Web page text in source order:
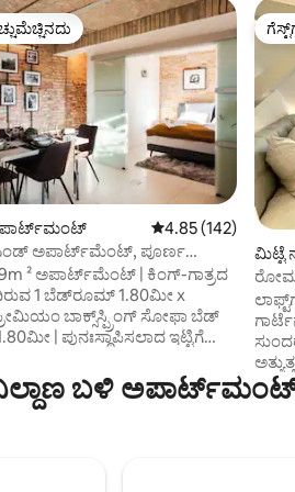
905 ವಿಮರ್ಶೆಗಳು 5 ರಲ್ಲಿ 4.85 ಸರಾಸರಿ
4.85 (142)
ಎಂಡ್ ಅಪಾರ್ಟ್‌ಮೆಂಟ್, ಪೂರ್ಣ
ನಿಮಿಷದ ಮುಖ್ಯ ನಿಲ್ದಾಣ
ಅಪಾರ್ಟ್‌ಮೆಂಟ್ | ಕಿಂಗ್-ಗಾತ್ರದ
1 ಬೆಡ್‌ರೂಮ್ 1.80ಮೀ x
ಇಟ್ಟಿಗೆ
ನೆಟ್‌ಫ್ಲಿಕ್ಸ್ ಹೊಂದಿರುವ
ಏರಿಯಾ | ವಾಕ್-ಇನ್ ಶವರ್,
ಮಿಟ್ಟೆ
ಲಾಫ್ಟ್!
ನಿಲ್ದಾಣ ಬಳಿ